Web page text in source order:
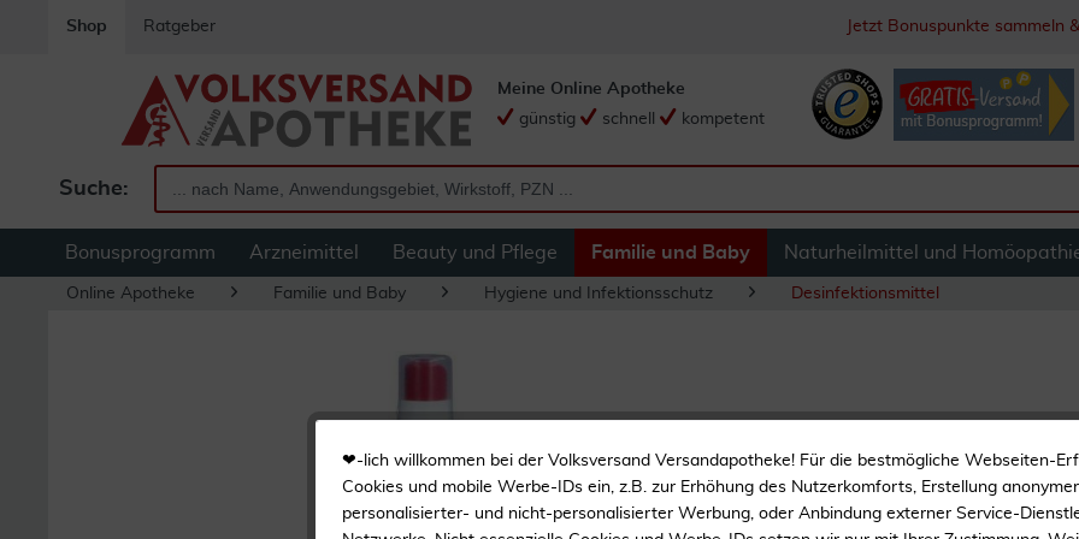
Shop Ratgeber Jetzt Bonuspunkte sammeln
Suche:
Meine Online Apotheke
günstig
schnell kompetent
Bonusprogramm Arzneimittel Beauty und Pflege Familie und Baby Naturheilmittel und
Online Apotheke Familie und Baby Hygiene und Infektionsschutz Desinfektionsmittel
Hautantiseptikum
Schneller
❤-lich willkommen bei der Volksversand Versandapotheke! Für die bestmögliche Webseiten-
Cookies und mobile Werbe-IDs ein, z.B. zur Erhöhung des Nutzerkomforts, Erstellung
personalisierter- und nicht-personalisierter Werbung, oder Anbindung externer Service-